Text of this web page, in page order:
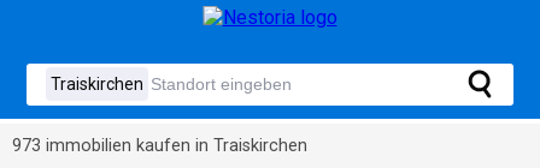
973 immobilien kaufen in Traiskirchen